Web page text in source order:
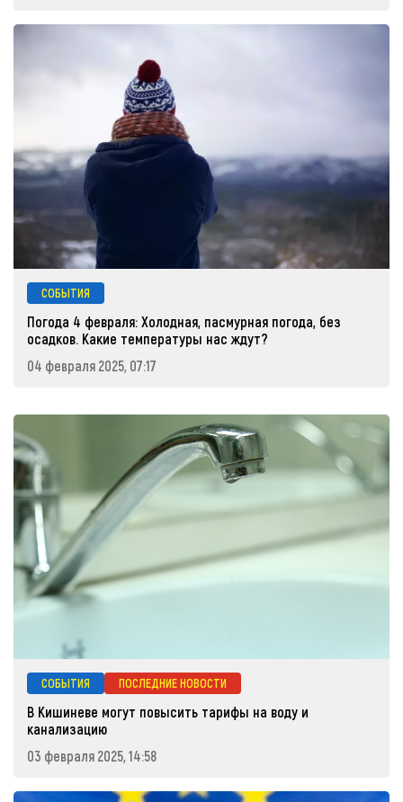
СОБЫТИЯ
Погода 4 февраля: Холодная, пасмурная погода, без
осадков. Какие температуры нас ждут?
04 февраля 2025, 07:17
СОБЫТИЯ ПОСЛЕДНИЕ НОВОСТИ
В Кишиневе могут повысить тарифы на воду и
канализацию
03 февраля 2025, 14:58